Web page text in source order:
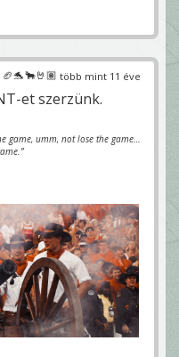
több mint 11 éve
et szerzünk.
game, umm, not lose the game…